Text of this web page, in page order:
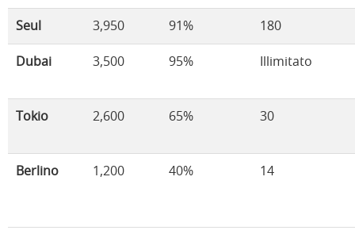
Seul 3,950 91% 180
Dubai 3,500 95% Illimitato
Tokio 2,600 65% 30
Berlino 1,200 40% 14